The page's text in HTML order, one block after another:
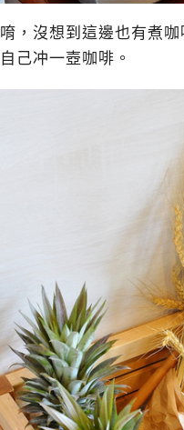
唷，沒想到這邊也有煮
自己冲一壺咖啡。